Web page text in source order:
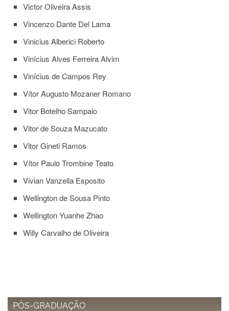
Victor Oliveira Assis
Vincenzo Dante Del Lama
Vinicius Alberici Roberto
Vinícius Alves Ferreira Alvim
Vinícius de Campos Rey
Vítor Augusto Mozaner Romano
Vitor Botelho Sampaio
Vitor de Souza Mazucato
Vitor Gineti Ramos
Vítor Paulo Trombine Teato
Vivian Vanzella Esposito
Wellington de Sousa Pinto
Wellington Yuanhe Zhao
Willy Carvalho de Oliveira
PÓS-GRADUAÇÃO